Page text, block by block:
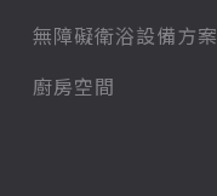
無障礙衛浴設備方案
廚房空間